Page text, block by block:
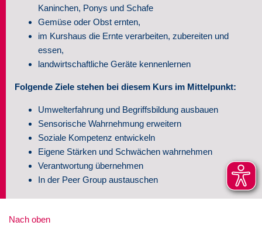
Kaninchen, Ponys und Schafe
Gemüse oder Obst ernten,
im Kurshaus die Ernte verarbeiten, zubereiten und
essen,
landwirtschaftliche Geräte kennenlernen
Folgende Ziele stehen bei diesem Kurs im Mittelpunkt:
Umwelterfahrung und Begriffsbildung ausbauen
Sensorische Wahrnehmung erweitern
Soziale Kompetenz entwickeln
Eigene Stärken und Schwächen wahrnehmen
Verantwortung übernehmen
In der Peer Group austauschen
Nach oben